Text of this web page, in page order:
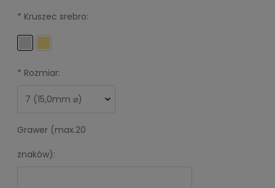
* Kruszec srebro:
* Rozmiar:
Grawer (max.20
znaków):